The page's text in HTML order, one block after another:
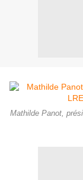
Mathilde Panot,